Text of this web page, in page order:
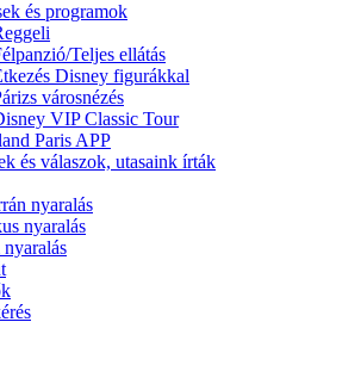
és programok
Teljes ellátás
Disney figurákkal
városnézés
VIP Classic Tour
Paris APP
és válaszok, utasaink írták
nyaralás
nyaralás